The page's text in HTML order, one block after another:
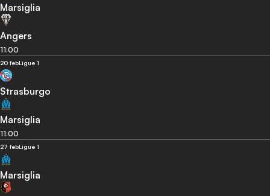
Marsiglia
Angers
11:00
20 febLigue 1
Strasburgo
Marsiglia
11:00
27 febLigue 1
Marsiglia